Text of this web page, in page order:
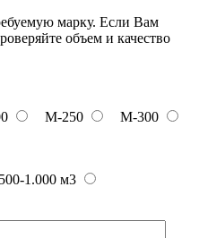
марку. Если Вам
объем и качество
М-250
М-300
500-1.000 м3